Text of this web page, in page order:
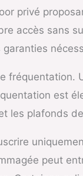
privé
accès sans
est
les plafonds
peut